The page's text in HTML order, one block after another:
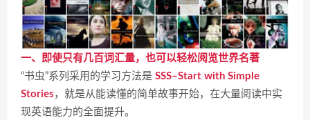
一、
即使只有几百词汇量，也可以轻松阅览世界名著
“书虫”系列采用的学习方法是 SSS–Start with Simple
Stories ，就是从能读懂的简单故事开始，在大量阅读中实
现英语能力的全面提升。